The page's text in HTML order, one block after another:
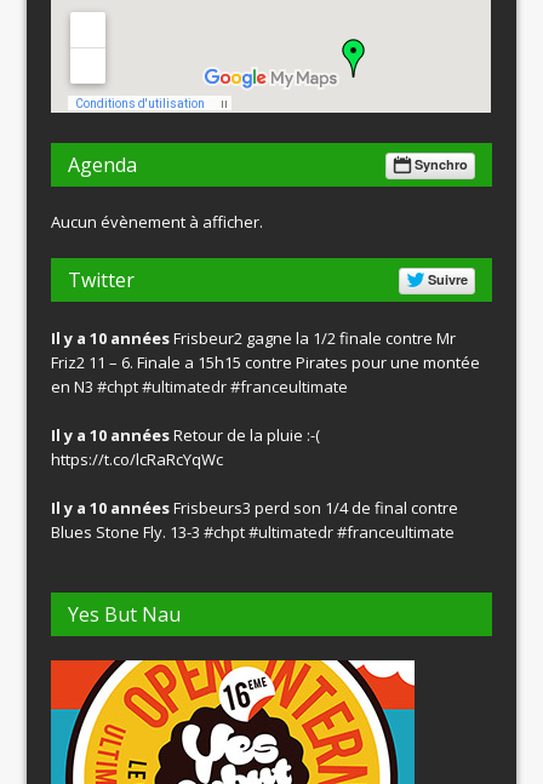
Agenda Synchro
Aucun évènement à afficher.
Twitter Suivre
Il y a 10 annéesFrisbeur2 gagne la 1/2 finale contre Mr
Friz2 11 – 6. Finale a 15h15 contre Pirates pour une montée
en N3#chpt#ultimatedr#franceultimate
Il y a 10 annéesRetour de la pluie :-(
https://t.co/lcRaRcYqWc
Il y a 10 annéesFrisbeurs3 perd son 1/4 de final contre
Blues Stone Fly. 13-3#chpt#ultimatedr#franceultimate
Yes But Nau